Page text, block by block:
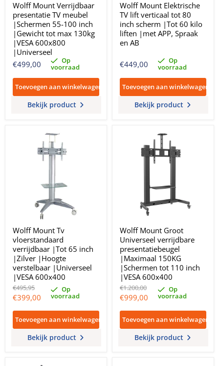
Wolff Mount Verrijdbaar
presentatie TV meubel
|Schermen 55-100 inch
|Gewicht tot max 130kg
|VESA 600x800
|Universeel
€499,00
Op
voorraad
Toevoegen aan winkelwagen
Bekijk product
Wolff Mount Elektrische
TV lift verticaal tot 80
inch scherm |Tot 60 kilo
liften |met APP, Spraak
en AB
€449,00 Op
voorraad
Toevoegen aan winkelwagen
Bekijk product
Wolff Mount Tv
vloerstandaard
verrijdbaar |Tot 65 inch
|Zilver |Hoogte
verstelbaar |Universeel
|VESA 600x400
Oorspronkelijke
prijs
€495,95
Huidige
€399,00
Op
voorraad
Toevoegen aan winkelwagen
Bekijk product
Wolff Mount Groot
Universeel verrijdbare
presentatiebeugel
|Maximaal 150KG
|Schermen tot 110 inch
|VESA 600x400
Oorspronkelijke
prijs
€1.200,00
Huidige
€999,00
Op
voorraad
Toevoegen aan winkelwagen
Bekijk product